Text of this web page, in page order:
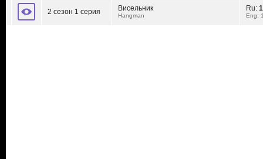
2 сезон 1 серия Висельник
Hangman
Ru:
Eng: